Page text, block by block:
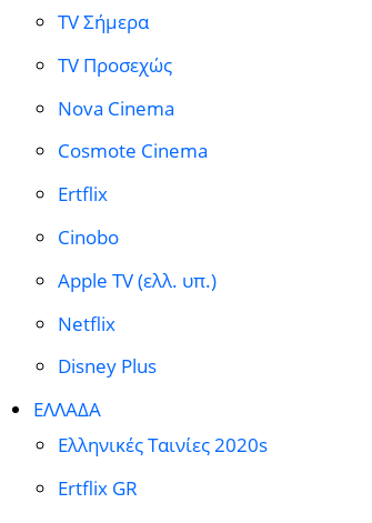
TV Σήμερα
TV Προσεχώς
Nova Cinema
Cosmote Cinema
Ertflix
Cinobo
Apple TV (ελλ. υπ.)
Netflix
Disney Plus
ΕΛΛΑΔΑ
Ελληνικές Ταινίες 2020s
Ertflix GR